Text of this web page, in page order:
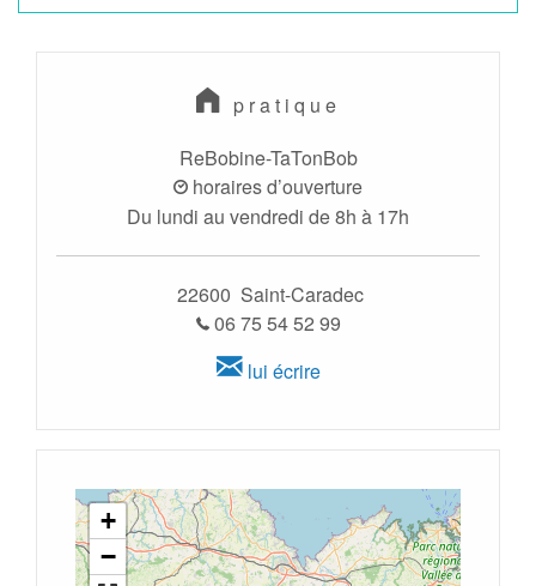
pratique
ReBobine-TaTonBob
horaires d’ouverture
Du lundi au vendredi de 8h à 17h
22600 Saint-Caradec
06 75 54 52 99
lui écrire
+
−